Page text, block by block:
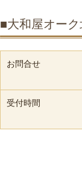
■大和屋オー
お問合せ
受付時間